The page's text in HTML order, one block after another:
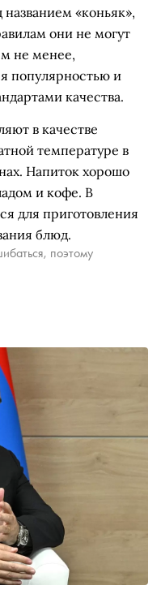
«коньяк»,
они не могут
не менее,
популярностью и
качества.
в качестве
температуре в
Напиток хорошо
и кофе. В
для приготовления
блюд.
поэтому